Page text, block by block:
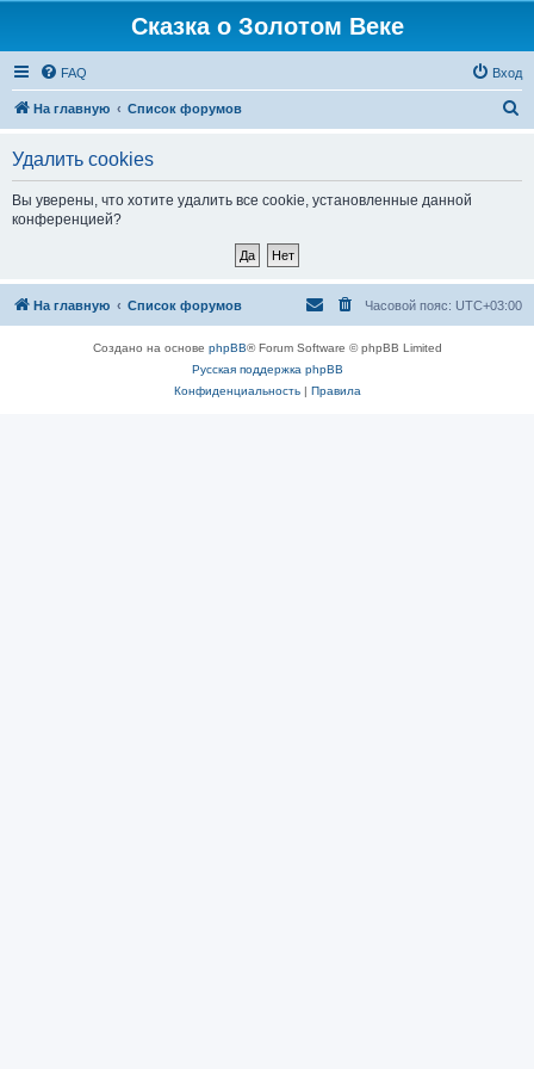
Сказка о Золотом Веке
FAQ Вход
На главную Список форумов
Удалить cookies
Вы уверены, что хотите удалить все cookie, установленные данной
конференцией?
На главную Список форумов Часовой пояс: UTC+03:00
Создано на основе phpBB® Forum Software © phpBB Limited
Русская поддержка phpBB
Конфиденциальность| Правила